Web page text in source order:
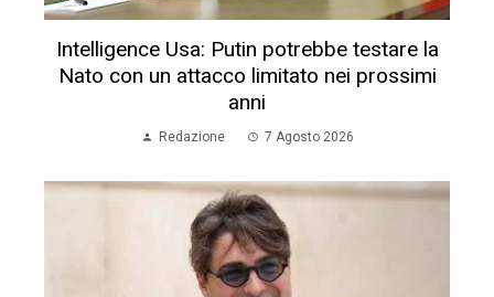
Intelligence Usa: Putin potrebbe testare la
Nato con un attacco limitato nei prossimi
anni
Redazione 7 Agosto 2026